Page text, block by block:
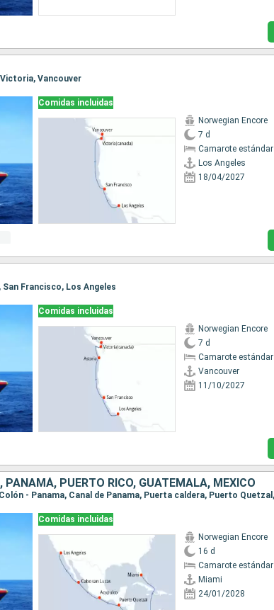
Vancouver
Comidas incluidas
Norwegian Encore
7 d
Camarote estándar
Los Angeles
18/04/2027
Francisco, Los Angeles
Comidas incluidas
Norwegian Encore
7 d
Camarote estándar
Vancouver
11/10/2027
PUERTO RICO, GUATEMALA, MÉXICO
Comidas incluidas
Norwegian Encore
16 d
Camarote estándar
Miami
24/01/2028